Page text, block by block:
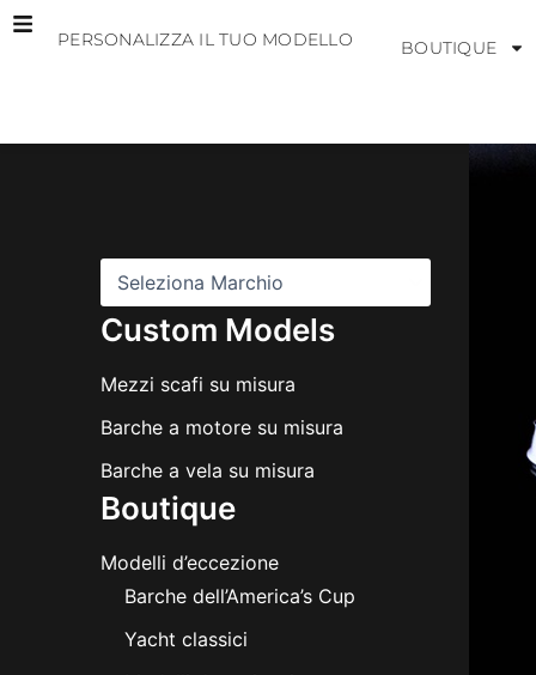
Vai
PERSONALIZZA IL TUO MODELLO BOUTIQUE
Custom Models
Mezzi scafi su misura
Barche a motore su misura
Barche a vela su misura
Boutique
Modelli d’eccezione
Barche dell’America’s Cup
Yacht classici